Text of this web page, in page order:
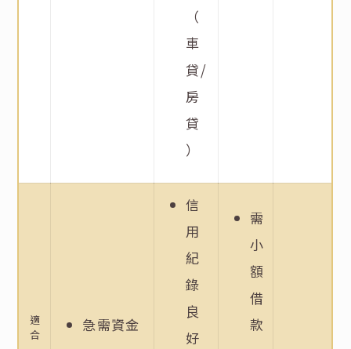
（
車
貸/
房
貸
）
適
合
急需資金
信
用
紀
錄
良
好
需
小
額
借
款